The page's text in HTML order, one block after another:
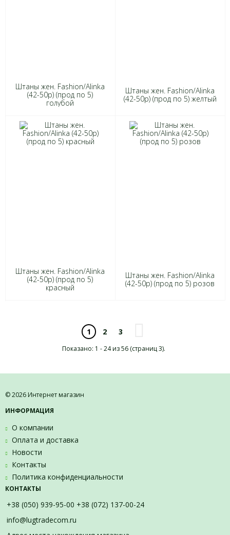
Штаны жен. Fashion/Alinka
(42-50р) (прод по 5)
голубой
Штаны жен. Fashion/Alinka
(42-50р) (прод по 5) желтый
Штаны жен. Fashion/Alinka
(42-50р) (прод по 5)
красный
Штаны жен. Fashion/Alinka
(42-50р) (прод по 5) розов
1 2 3
Показано: 1 - 24 из 56 (страниц 3).
© 2026 Интернет магазин
ИНФОРМАЦИЯ
О компании
Оплата и доставка
Новости
Контакты
Политика конфиденциальности
КОНТАКТЫ
+38 (050) 939-95-00 +38 (072) 137-00-24
info@lugtradecom.ru